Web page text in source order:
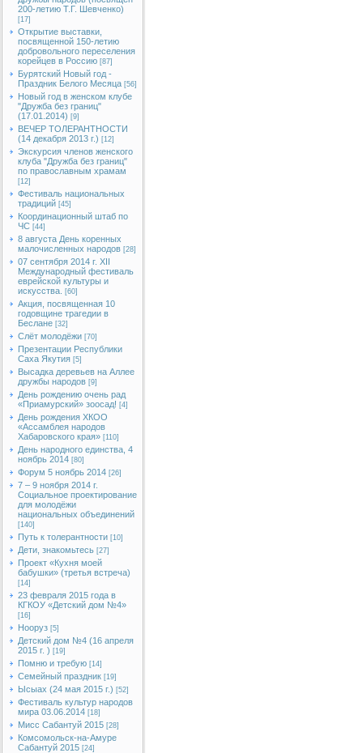
200-летию Т.Г. Шевченко)
[17]
Открытие выставки,
посвященной 150-летию
добровольного переселения
корейцев в Россию [87]
Бурятский Новый год -
Праздник Белого Месяца [56]
Новый год в женском клубе
"Дружба без границ"
(17.01.2014) [9]
ВЕЧЕР ТОЛЕРАНТНОСТИ
(14 декабря 2013 г.) [12]
Экскурсия членов женского
клуба "Дружба без границ"
по православным храмам
[12]
Фестиваль национальных
традиций [45]
Координационный штаб по
ЧС [44]
8 августа День коренных
малочисленных народов [28]
07 сентября 2014 г. XII
Международный фестиваль
еврейской культуры и
искусства.
[60]
Акция, посвященная 10
годовщине трагедии в
Беслане [32]
Слёт молодёжи [70]
Презентации Республики
Саха Якутия [5]
Высадка деревьев на Аллее
дружбы народов [9]
День рождению очень рад
«Приамурский» зоосад! [4]
День рождения ХКОО
«Ассамблея народов
Хабаровского края» [110]
День народного единства, 4
ноябрь 2014 [80]
Форум 5 ноябрь 2014 [26]
7 – 9 ноября 2014 г.
Социальное проектирование
для молодёжи
национальных объединений
[140]
Путь к толерантности [10]
Дети, знакомьтесь [27]
Проект «Кухня моей
бабушки» (третья встреча)
[14]
23 февраля 2015 года в
КГКОУ «Детский дом №4»
[16]
Нооруз [5]
Детский дом №4 (16 апреля
2015 г. ) [19]
Помню и требую [14]
Семейный праздник [19]
Ысыах (24 мая 2015 г.) [52]
Фестиваль культур народов
мира 03.06.2014 [18]
Мисс Сабантуй 2015 [28]
Комсомольск-на-Амуре
Сабантуй 2015 [24]